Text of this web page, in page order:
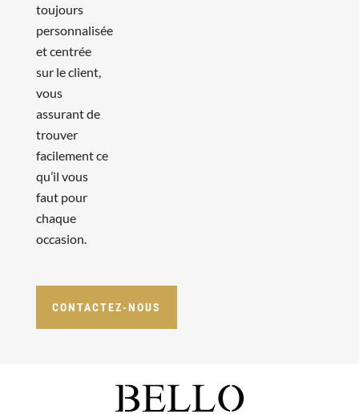
toujours
personnalisée
et centrée
sur le client,
vous
assurant de
trouver
facilement ce
qu’il vous
faut pour
chaque
occasion.
CONTACTEZ-NOUS